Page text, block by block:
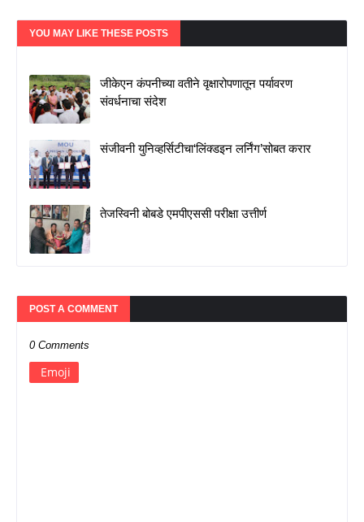
YOU MAY LIKE THESE POSTS
जीकेएन कंपनीच्या वतीने वृक्षारोपणातून पर्यावरण
संवर्धनाचा संदेश
संजीवनी युनिव्हर्सिटीचा‘लिंक्डइन लर्निंग’सोबत करार
तेजस्विनी बोबडे एमपीएससी परीक्षा उत्तीर्ण
POST A COMMENT
0 Comments
Emoji